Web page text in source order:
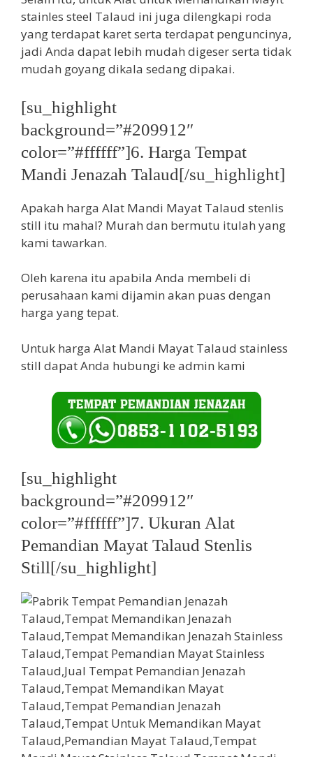
stainles steel Talaud ini juga dilengkapi roda
yang terdapat karet serta terdapat penguncinya,
jadi Anda dapat lebih mudah digeser serta tidak
mudah goyang dikala sedang dipakai.
[su_highlight
background=”#209912″
color=”#ffffff”]6. Harga Tempat
Mandi Jenazah Talaud[/su_highlight]
Apakah harga Alat Mandi Mayat Talaud stenlis
still itu mahal? Murah dan bermutu itulah yang
kami tawarkan.
Oleh karena itu apabila Anda membeli di
perusahaan kami dijamin akan puas dengan
harga yang tepat.
Untuk harga Alat Mandi Mayat Talaud stainless
still dapat Anda hubungi ke admin kami
[su_highlight
background=”#209912″
color=”#ffffff”]7. Ukuran Alat
Pemandian Mayat Talaud Stenlis
Still[/su_highlight]